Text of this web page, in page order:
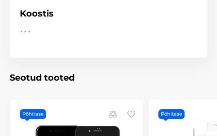
Koostis
```
Seotud tooted
Põhitase Põhitase